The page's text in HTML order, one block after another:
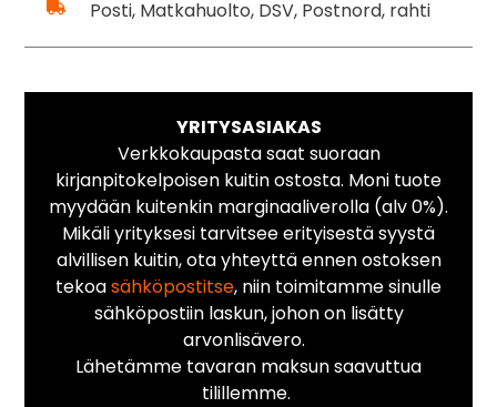
Posti, Matkahuolto, DSV, Postnord, rahti
YRITYSASIAKAS
Verkkokaupasta saat suoraan
kirjanpitokelpoisen kuitin ostosta. Moni tuote
myydään kuitenkin marginaaliverolla (alv 0%).
Mikäli yrityksesi tarvitsee erityisestä syystä
alvillisen kuitin, ota yhteyttä ennen ostoksen
tekoasähköpostitse, niin toimitamme sinulle
sähköpostiin laskun, johon on lisätty
arvonlisävero.
Lähetämme tavaran maksun saavuttua
tilillemme.